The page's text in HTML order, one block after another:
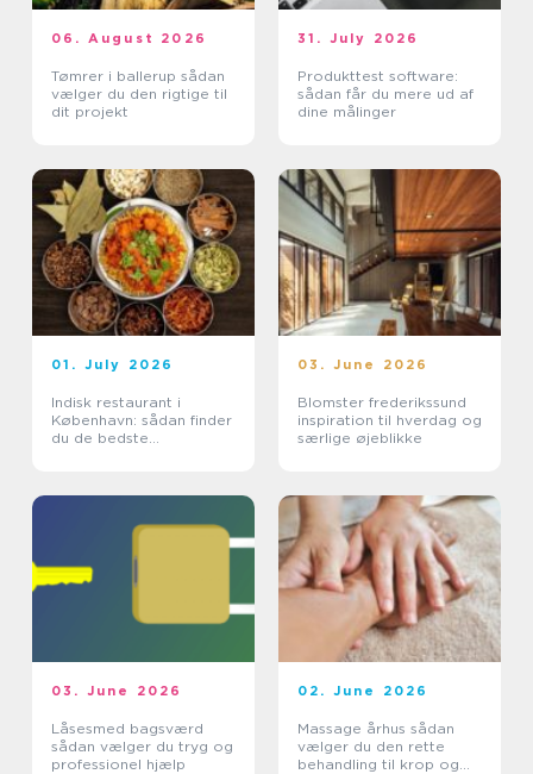
06. August 2026
Tømrer i ballerup sådan
vælger du den rigtige til
dit projekt
31. July 2026
Produkttest software:
sådan får du mere ud af
dine målinger
01. July 2026
Indisk restaurant i
København: sådan finder
du de bedste
03. June 2026
Blomster frederikssund
inspiration til hverdag og
særlige øjeblikke
03. June 2026
Låsesmed bagsværd
sådan vælger du tryg og
professionel hjælp
02. June 2026
Massage århus sådan
vælger du den rette
behandling til krop og